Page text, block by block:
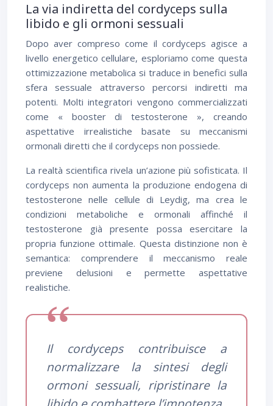
La via indiretta del cordyceps sulla
libido e gli ormoni sessuali
Dopo aver compreso come il cordyceps agisce a
livello energetico cellulare, esploriamo come questa
ottimizzazione metabolica si traduce in benefici sulla
sfera sessuale attraverso percorsi indiretti ma
potenti. Molti integratori vengono commercializzati
come « booster di testosterone », creando
aspettative irrealistiche basate su meccanismi
ormonali diretti che il cordyceps non possiede.
La realtà scientifica rivela un’azione più sofisticata. Il
cordyceps non aumenta la produzione endogena di
testosterone nelle cellule di Leydig, ma crea le
condizioni metaboliche e ormonali affinché il
testosterone già presente possa esercitare la
propria funzione ottimale. Questa distinzione non è
semantica: comprendere il meccanismo reale
previene delusioni e permette aspettative
realistiche.
Il cordyceps contribuisce a
normalizzare la sintesi degli
ormoni sessuali, ripristinare la